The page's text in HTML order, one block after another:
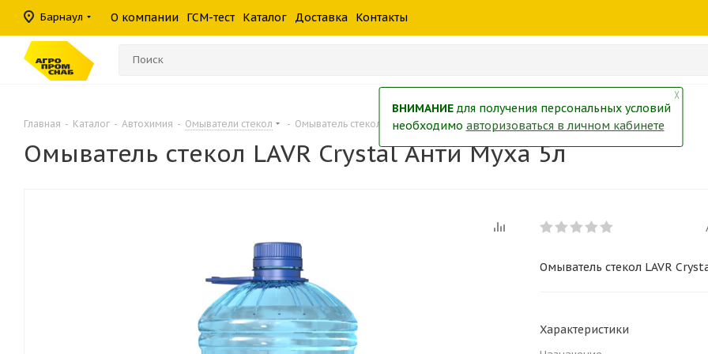
Барнаул О компании ГСМ-тест Каталог Доставка Контакты
Консистентные
смазки
Гидравлические
фильтры
Герметики
Главная - Каталог - Автохимия - Омыватели стекол - Омыватель стекол LAVR Crystal Анти Муха 5л
Омыватель стекол LAVR Crystal Анти Муха 5л
Омыватель стекол LAVR
Характеристики
╳
ВНИМАНИЕдля получения персональных условий
необходимо авторизоваться в личном кабинете